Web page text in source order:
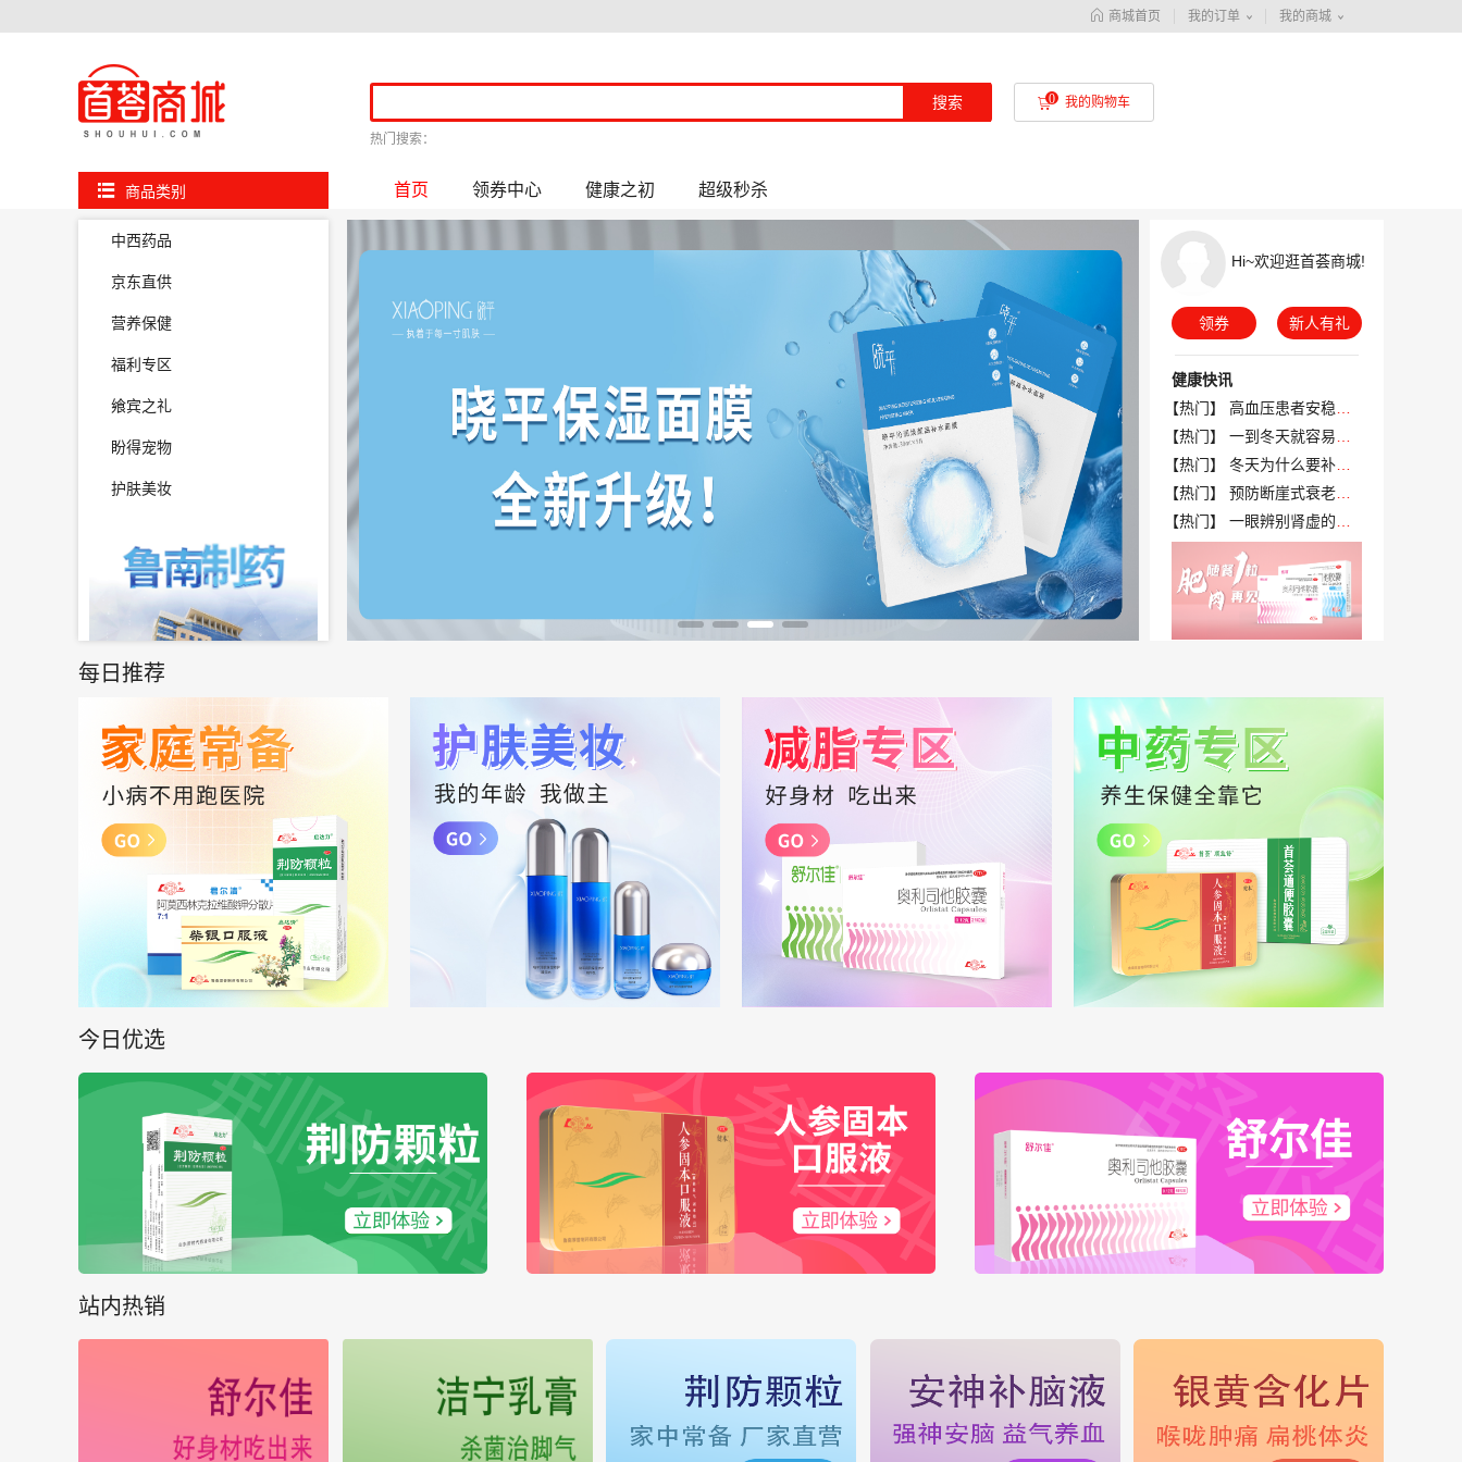
商城首页 我的订单 我的商城
热门搜索：
搜索 我的购物车
商品类别
中西药品
京东直供
营养保健
福利专区
飨宾之礼
盼得宠物
护肤美妆
首页 领券中心 健康之初 超级秒杀
Hi~欢迎逛首荟商城!
领券 新人有礼
健康快讯
每日推荐
今日优选
站内热销